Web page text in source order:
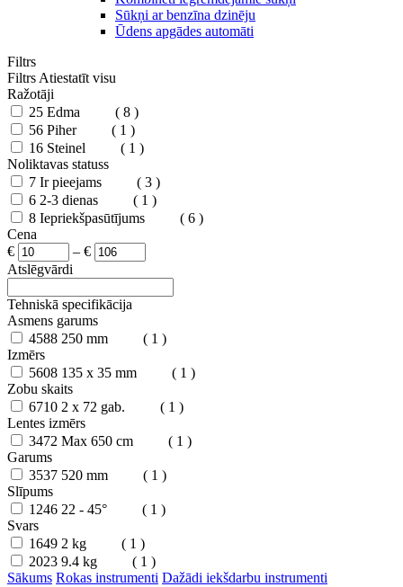
Sūkņi ar benzīna dzinēju
Ūdens apgādes automāti
Filtrs
Filtrs Atiestatīt visu
Ražotāji
25 Edma
( 8 )
56 Piher
( 1 )
16 Steinel
( 1 )
Noliktavas statuss
7 Ir pieejams
( 3 )
6 2-3 dienas
( 1 )
8 Iepriekšpasūtījums
( 6 )
Cena
€
– €
Atslēgvārdi
Tehniskā specifikācija
Asmens garums
4588 250 mm
( 1 )
Izmērs
5608 135 x 35 mm
( 1 )
Zobu skaits
6710 2 x 72 gab.
( 1 )
Lentes izmērs
3472 Max 650 cm
( 1 )
Garums
3537 520 mm
( 1 )
Slīpums
1246 22 - 45°
( 1 )
Svars
1649 2 kg
( 1 )
2023 9.4 kg
( 1 )
Sākums Rokas instrumenti Dažādi iekšdarbu instrumenti